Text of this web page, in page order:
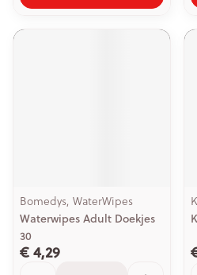
Bomedys, WaterWipes
Waterwipes Adult Doekjes
30
€ 4,29